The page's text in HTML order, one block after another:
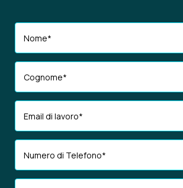
Nome*
Cognome*
Email di lavoro*
Numero di Telefono*